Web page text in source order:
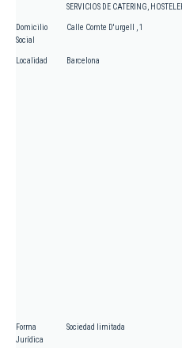
SERVICIOS DE CATERING,
Domicilio
Social
Calle Comte D'urgell , 1
Localidad Barcelona
Forma
Jurídica
Sociedad limitada